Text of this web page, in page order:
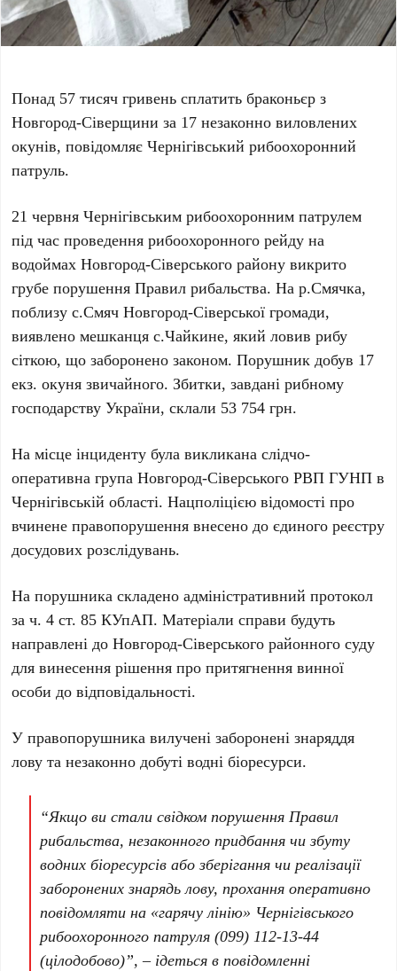
Понад 57 тисяч гривень сплатить браконьєр з
Новгород-Сіверщини за 17 незаконно виловлених
окунів, повідомляє Чернігівський рибоохоронний
патруль.
21 червня Чернігівським рибоохоронним патрулем
під час проведення рибоохоронного рейду на
водоймах Новгород-Сіверського району викрито
грубе порушення Правил рибальства. На р.Смячка,
поблизу с.Смяч Новгород-Сіверської громади,
виявлено мешканця с.Чайкине, який ловив рибу
сіткою, що заборонено законом. Порушник добув 17
екз. окуня звичайного. Збитки, завдані рибному
господарству України, склали 53 754 грн.
На місце інциденту була викликана слідчо-
оперативна група Новгород-Сіверського РВП ГУНП в
Чернігівській області. Нацполіцією відомості про
вчинене правопорушення внесено до єдиного реєстру
досудових розслідувань.
На порушника складено адміністративний протокол
за ч. 4 ст. 85 КУпАП. Матеріали справи будуть
направлені до Новгород-Сіверського районного суду
для винесення рішення про притягнення винної
особи до відповідальності.
У правопорушника вилучені заборонені знаряддя
лову та незаконно добуті водні біоресурси.
“Якщо ви стали свідком порушення Правил
рибальства, незаконного придбання чи збуту
водних біоресурсів або зберігання чи реалізації
заборонених знарядь лову, прохання оперативно
повідомляти на «гарячу лінію» Чернігівського
рибоохоронного патруля (099) 112-13-44
(цілодобово)”, – ідеться в повідомленні